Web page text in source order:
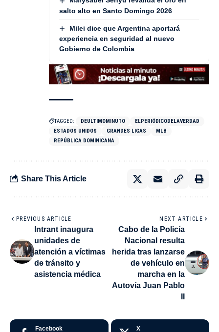
salto alto en Santo Domingo 2026
Milei dice que Argentina aportará
experiencia en seguridad al nuevo
Gobierno de Colombia
TAGGED: DEULTIMOMINUTO
ELPERIÓDICODELAVERDAD
ESTADOS UNIDOS
GRANDES LIGAS
MLB
REPÚBLICA DOMINICANA
Share This Article
PREVIOUS ARTICLE
Intrant inaugura
unidades de
atención a víctimas
de tránsito y
asistencia médica
NEXT ARTICLE
Cabo de la Policía
Nacional resulta
herida tras lanzarse
de vehículo en
marcha en la
Autovía Juan Pablo
Facebook X